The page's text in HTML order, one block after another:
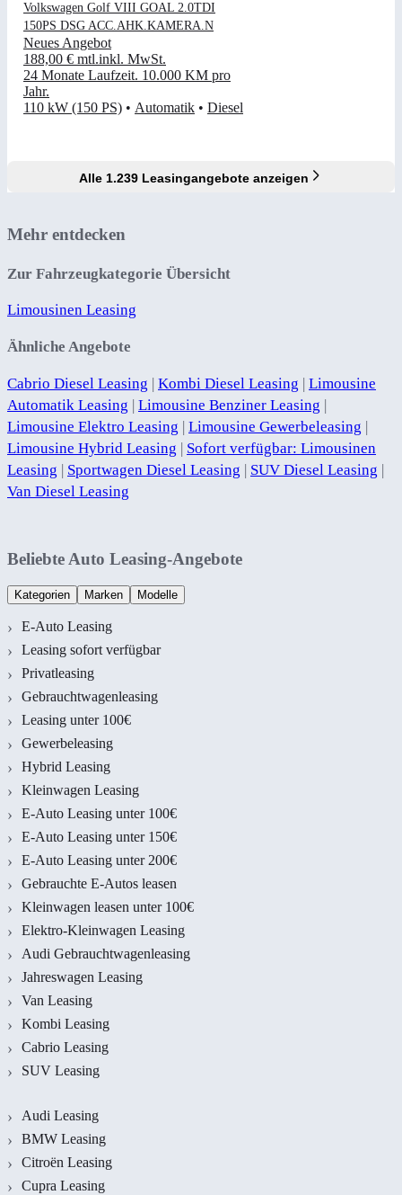
Volkswagen Golf VIII GOAL 2.0TDI
150PS DSG ACC.AHK.KAMERA.N
Neues Angebot
188,00 € mtl.inkl. MwSt.
24 Monate Laufzeit. 10.000 KM pro
Jahr.
110 kW (150 PS) • Automatik • Diesel
Alle 1.239 Leasingangebote anzeigen
Mehr entdecken
Zur Fahrzeugkategorie Übersicht
Limousinen Leasing
Ähnliche Angebote
Cabrio Diesel Leasing | Kombi Diesel Leasing | Limousine
Automatik Leasing | Limousine Benziner Leasing |
Limousine Elektro Leasing | Limousine Gewerbeleasing |
Limousine Hybrid Leasing | Sofort verfügbar: Limousinen
Leasing | Sportwagen Diesel Leasing | SUV Diesel Leasing |
Van Diesel Leasing
Beliebte Auto Leasing-Angebote
Kategorien Marken Modelle
E-Auto Leasing
Leasing sofort verfügbar
Privatleasing
Gebrauchtwagenleasing
Leasing unter 100€
Gewerbeleasing
Hybrid Leasing
Kleinwagen Leasing
E-Auto Leasing unter 100€
E-Auto Leasing unter 150€
E-Auto Leasing unter 200€
Gebrauchte E-Autos leasen
Kleinwagen leasen unter 100€
Elektro-Kleinwagen Leasing
Audi Gebrauchtwagenleasing
Jahreswagen Leasing
Van Leasing
Kombi Leasing
Cabrio Leasing
SUV Leasing
Audi Leasing
BMW Leasing
Citroën Leasing
Cupra Leasing